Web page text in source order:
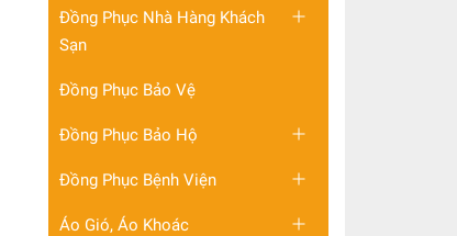
Đồng Phục Nhà Hàng Khách
Sạn
Đồng Phục Bảo Vệ
Đồng Phục Bảo Hộ
Đồng Phục Bệnh Viện
Áo Gió, Áo Khoác